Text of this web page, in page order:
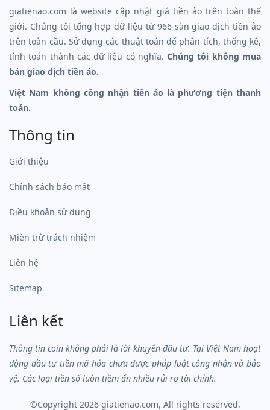
giatienao.com là website cập nhật giá tiền ảo trên toàn thế
giới. Chúng tôi tổng hợp dữ liệu từ 966 sàn giao dịch tiền ảo
trên toàn cầu. Sử dụng các thuật toán để phân tích, thống kê,
tính toán thành các dữ liệu có nghĩa.Chúng tôi không mua
bán giao dịch tiền ảo.
Việt Nam không công nhận tiền ảo là phương tiện thanh
toán.
Thông tin
Giới thiệu
Chính sách bảo mật
Điều khoản sử dụng
Miễn trừ trách nhiệm
Liên hệ
Sitemap
Liên kết
Thông tin coin không phải là lời khuyên đầu tư. Tại Việt Nam hoạt
động đầu tư tiền mã hóa chưa được pháp luật công nhận và bảo
vệ. Các loại tiền số luôn tiềm ẩn nhiều rủi ro tài chính.
©Copyright 2026 giatienao.com, All rights reserved.